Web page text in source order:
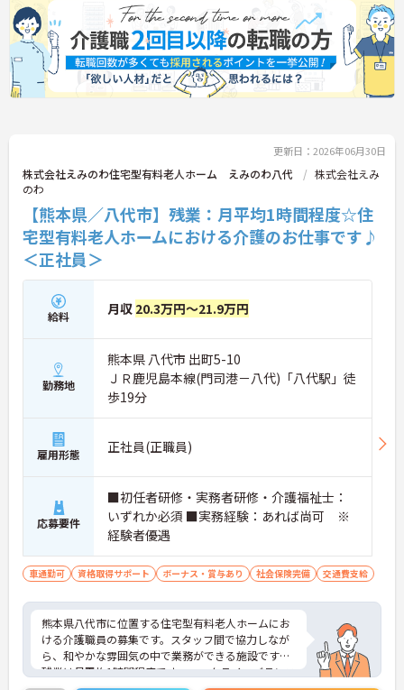
更新日：2026年06月30日
株式会社えみのわ住宅型有料老人ホーム えみのわ八代
株式会社えみ
のわ
【熊本県／八代市】残業：月平均1時間程度☆住
宅型有料老人ホームにおける介護のお仕事です♪
＜正社員＞
給料 月収 20.3万円～21.9万円
勤務地
熊本県 八代市 出町5-10
ＪＲ鹿児島本線(門司港－八代)「八代駅」徒
歩19分
雇用形態 正社員(正職員)
応募要件
■初任者研修・実務者研修・介護福祉士：
いずれか必須 ■実務経験：あれば尚可 ※
経験者優遇
車通勤可 資格取得サポート ボーナス・賞与あり 社会保険完備 交通費支給
熊本県八代市に位置する住宅型有料老人ホームにお
ける介護職員の募集です。スタッフ間で協力しなが
ら、和やかな雰囲気の中で業務ができる施設です。
残業は月平均1時間程度です。ワークライフバランス